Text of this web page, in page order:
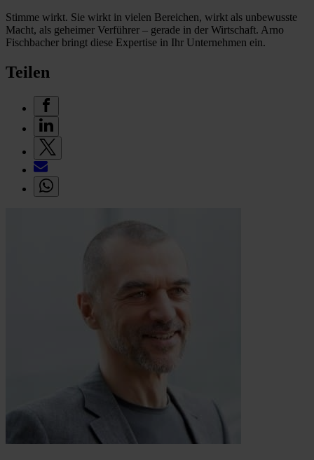
Stimme wirkt. Sie wirkt in vielen Bereichen, wirkt als unbewusste
Macht, als geheimer Verführer – gerade in der Wirtschaft. Arno
Fischbacher bringt diese Expertise in Ihr Unternehmen ein.
Teilen